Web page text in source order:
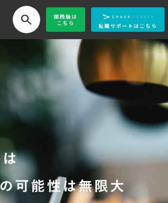
search 関西版 は
こちら
転職サポートはこちら